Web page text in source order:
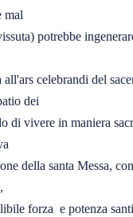
mal
potrebbe
all'ars celebrandi del
dei
di vivere in maniera
della santa Messa,
forza  e potenza